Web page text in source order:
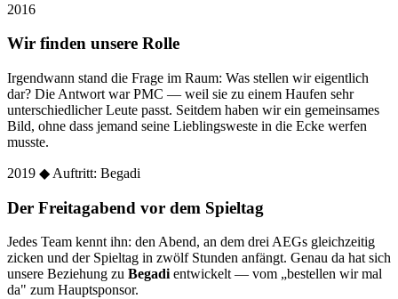
2016
Wir finden unsere Rolle
Irgendwann stand die Frage im Raum: Was stellen wir eigentlich
dar? Die Antwort war PMC — weil sie zu einem Haufen sehr
unterschiedlicher Leute passt. Seitdem haben wir ein gemeinsames
Bild, ohne dass jemand seine Lieblingsweste in die Ecke werfen
musste.
2019 ◆ Auftritt: Begadi
Der Freitagabend vor dem Spieltag
Jedes Team kennt ihn: den Abend, an dem drei AEGs gleichzeitig
zicken und der Spieltag in zwölf Stunden anfängt. Genau da hat sich
unsere Beziehung zu Begadientwickelt — vom „bestellen wir mal
da" zum Hauptsponsor.